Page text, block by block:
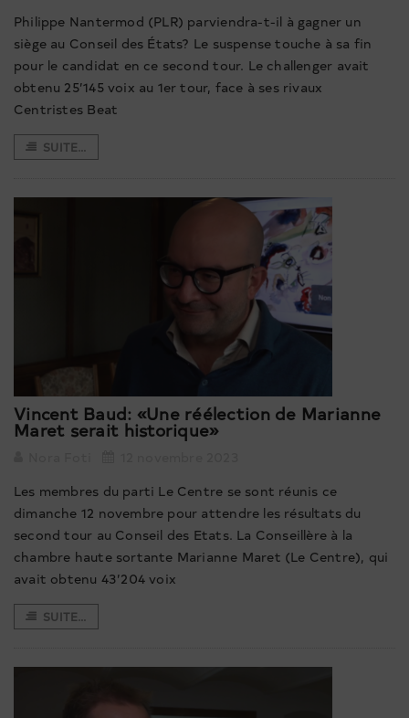
Philippe Nantermod (PLR) parviendra-t-il à gagner un
siège au Conseil des États? Le suspense touche à sa fin
pour le candidat en ce second tour. Le challenger avait
obtenu 25’145 voix au 1er tour, face à ses rivaux
Centristes Beat
SUITE...
Vincent Baud: «Une réélection de Marianne
Maret serait historique»
Les membres du parti Le Centre se sont réunis ce
dimanche 12 novembre pour attendre les résultats du
second tour au Conseil des Etats. La Conseillère à la
chambre haute sortante Marianne Maret (Le Centre), qui
avait obtenu 43’204 voix
SUITE...